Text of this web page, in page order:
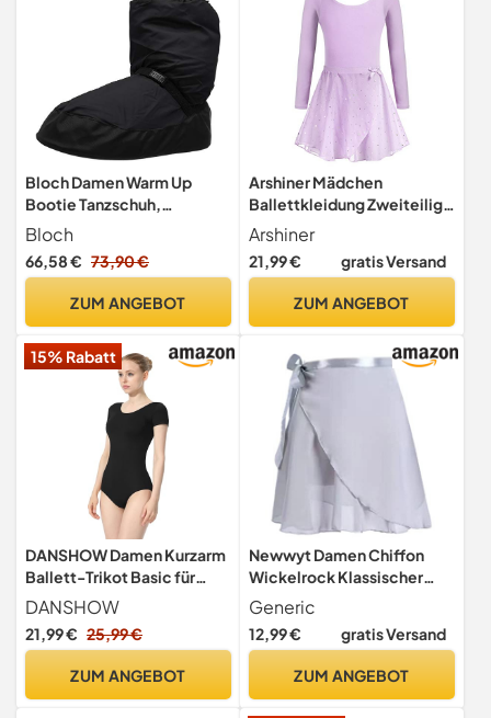
Bloch Damen Warm Up
Bootie Tanzschuh,
Schwarz, Medium
Bloch
66,58 € 73,90 €
ZUM ANGEBOT
Arshiner Mädchen
Ballettkleidung Zweiteilig
Langarm Baumwolle mit
Rock
Arshiner
21,99 € gratis Versand
ZUM ANGEBOT
15% Rabatt
DANSHOW Damen Kurzarm
Ballett-Trikot Basic für
Tanzteams(4027-06-S)
DANSHOW
21,99 € 25,99 €
ZUM ANGEBOT
Newwyt Damen Chiffon
Wickelrock Klassischer
Ballett Wickelrock
Mädchen Tutu Tanzrock
Tanz Schlittschuh über
Grau Polyester-Faser
Generic
12,99 € gratis Versand
ZUM ANGEBOT